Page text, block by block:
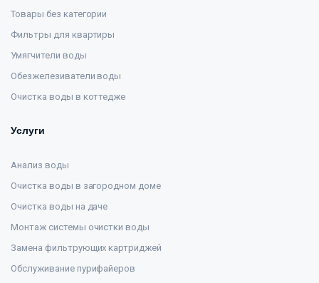
Товары без категории
Фильтры для квартиры
Умягчители воды
Обезжелезиватели воды
Очистка воды в коттедже
Услуги
Анализ воды
Очистка воды в загородном доме
Очистка воды на даче
Монтаж системы очистки воды
Замена фильтрующих картриджей
Обслуживание пурифайеров